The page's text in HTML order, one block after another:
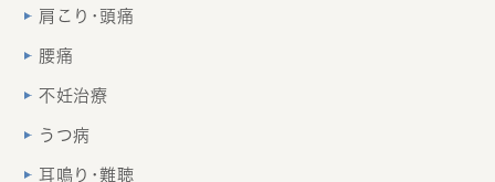
肩こり･頭痛
腰痛
不妊治療
うつ病
耳鳴り･難聴